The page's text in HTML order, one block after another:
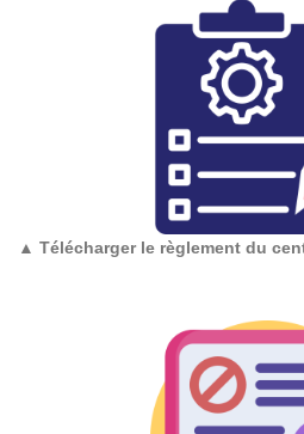
▲ Télécharger le règlement du